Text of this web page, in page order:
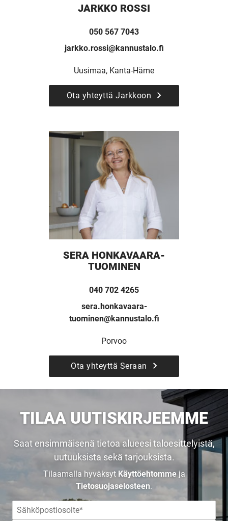
JARKKO ROSSI
050 567 7043
jarkko.rossi@kannustalo.fi
Uusimaa, Kanta-Häme
Ota yhteyttä Jarkkoon
SERA HONKAVAARA-
TUOMINEN
040 702 4265
sera.honkavaara-
tuominen@kannustalo.fi
Porvoo
Ota yhteyttä Seraan
TILAA UUTISKIRJEEMME
Saat ensimmäisenä tietoa alueesi taloesittelyistä,
uutuuksista sekä tarjouksista.
Tilaamalla hyväksyt Käyttöehtommeja
Tietosuojaselosteen.
UUSI
UNELMISTA
KODIKSI-
TALOKIRJA ON
JULKAISTU
Tilaa esite